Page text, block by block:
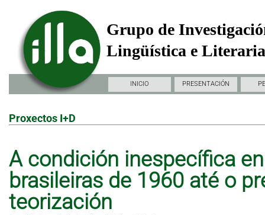
Grupo de
Lingüística e
INICIO PRESENTACIÓN
Proxectos I+D
A condición inespecífica
brasileiras de 1960 até o
teorización